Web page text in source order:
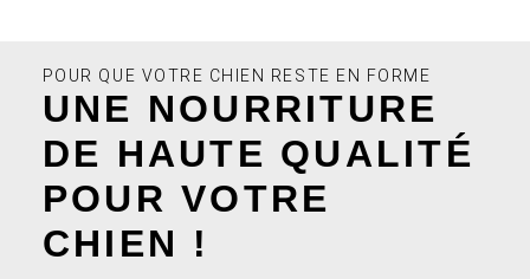
POUR QUE VOTRE CHIEN RESTE EN FORME
UNE NOURRITURE
DE HAUTE QUALITÉ
POUR VOTRE
CHIEN !